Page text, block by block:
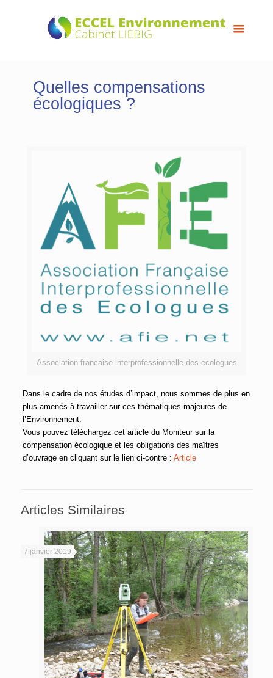
Quelles compensations
écologiques ?
Association francaise interprofessionnelle des ecologues
Dans le cadre de nos études d’impact, nous sommes de plus en
plus amenés à travailler sur ces thématiques majeures de
l’Environnement.
Vous pouvez téléchargez cet article du Moniteur sur la
compensation écologique et les obligations des maîtres
d’ouvrage en cliquant sur le lien ci-contre :Article
Articles Similaires
7 janvier 2019